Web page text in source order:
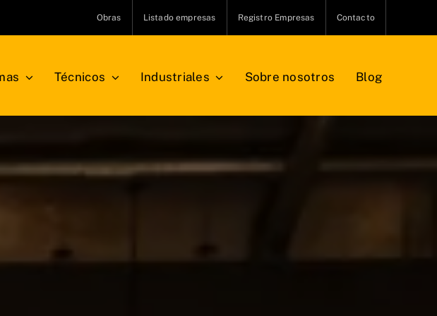
Obras Listado empresas Registro Empresas Contacto
Técnicos Industriales Sobre nosotros Blog